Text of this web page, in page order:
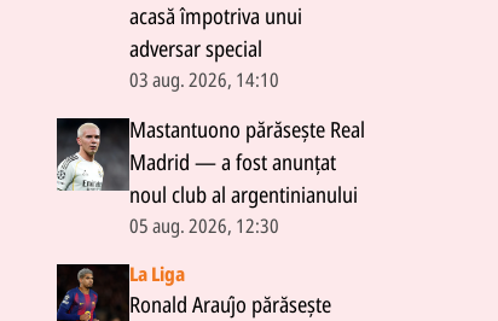
acasă împotriva unui
adversar special
03 aug. 2026, 14:10
Mastantuono părăsește Real
Madrid — a fost anunțat
noul club al argentinianului
05 aug. 2026, 12:30
La Liga
Ronald Araújo părăsește